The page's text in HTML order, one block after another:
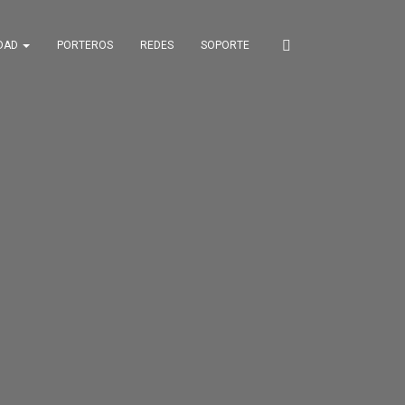
PORTEROS REDES SOPORTE